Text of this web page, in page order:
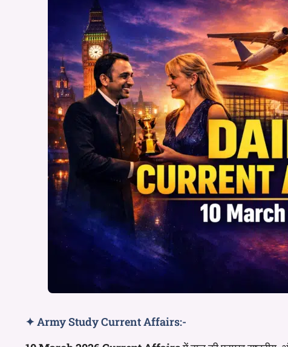
✦ Army Study Current Affairs:-